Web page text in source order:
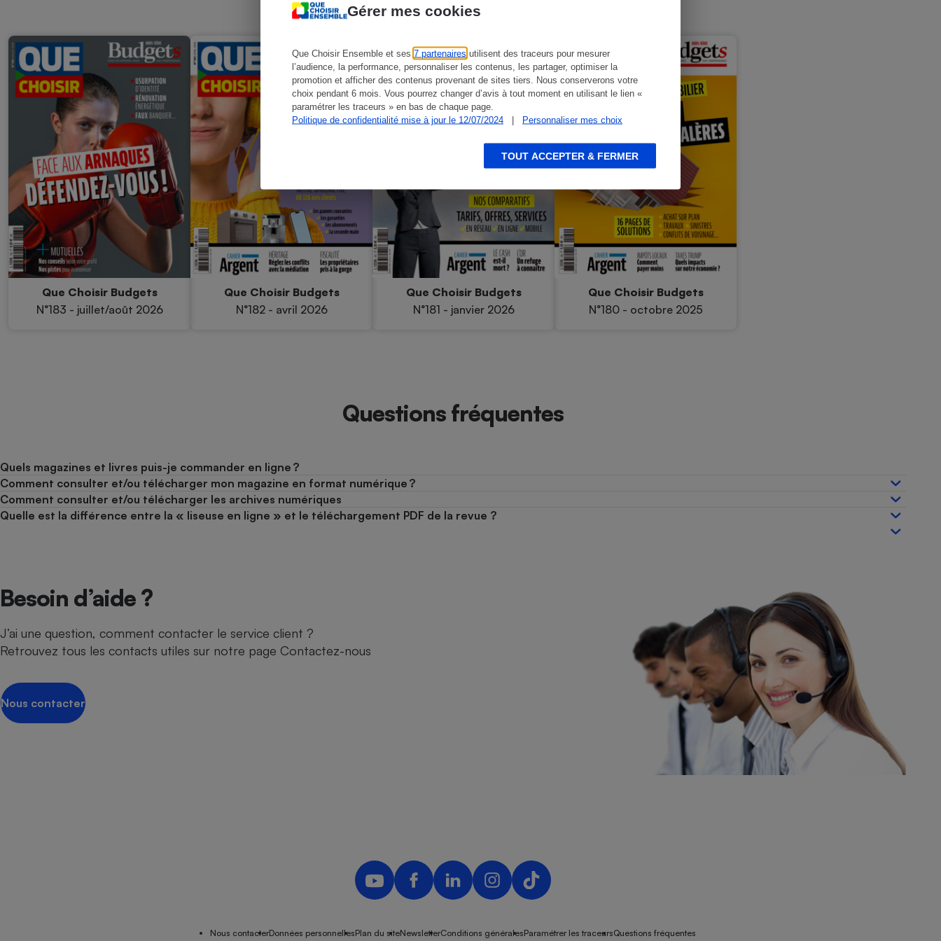
Gérer mes cookies
Que Choisir Ensemble et ses 7 partenaires utilisent des traceurs pour mesurer
l’audience, la performance, personnaliser les contenus, les partager, optimiser la
promotion et afficher des contenus provenant de sites tiers. Nous conserverons votre
choix pendant 6 mois. Vous pourrez changer d’avis à tout moment en utilisant le lien «
paramétrer les traceurs » en bas de chaque page.
Politique de confidentialité mise à jour le 12/07/2024
| Personnaliser mes choix
TOUT ACCEPTER & FERMER
Que Choisir Budgets
N°183 - juillet/août 2026
Que Choisir Budgets
N°182 - avril 2026
Que Choisir Budgets
N°181 - janvier 2026
Que Choisir Budgets
N°180 - octobre 2025
Questions fréquentes
Quels magazines et livres puis-je commander en ligne ?
Comment consulter et/ou télécharger mon magazine en format numérique ?
Comment consulter et/ou télécharger les archives numériques
Quelle est la différence entre la « liseuse en ligne » et le téléchargement PDF de la revue ?
Besoin d’aide ?
J’ai une question, comment contacter le service client ?
Retrouvez tous les contacts utiles sur notre page Contactez-nous
Nous contacter
Nous contacterDonnées personnellesPlan du siteNewsletterConditions généralesParamétrer les traceursQuestions fréquentes